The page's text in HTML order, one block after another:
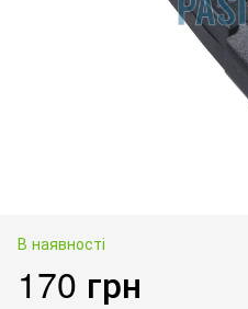
В наявності
170 грн